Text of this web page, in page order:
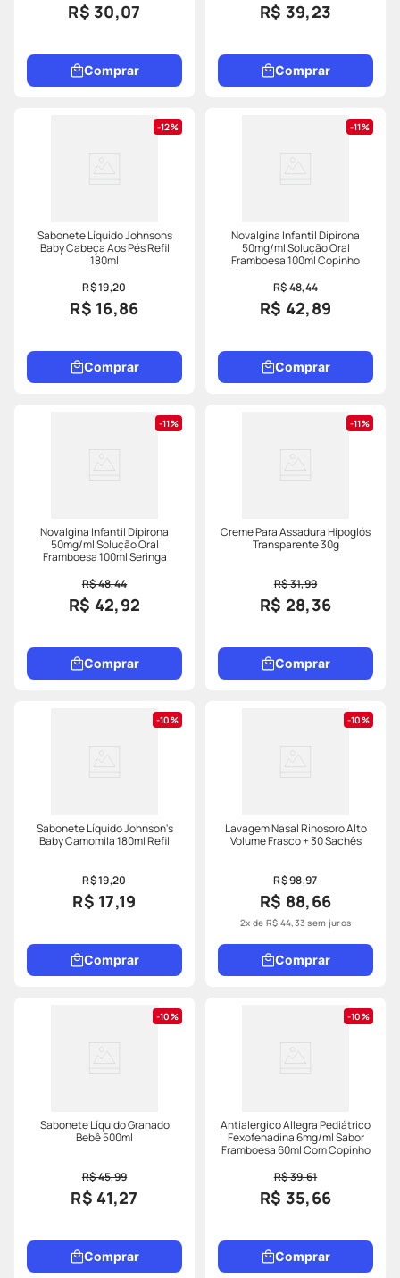
R$ 30,07
Comprar
R$ 39,23
Comprar
12%
Sabonete Líquido Johnsons
Baby Cabeça Aos Pés Refil
180ml
R$ 19,20
R$ 16,86
Comprar
11%
Novalgina Infantil Dipirona
50mg/ml Solução Oral
Framboesa 100ml Copinho
R$ 48,44
R$ 42,89
Comprar
11%
Novalgina Infantil Dipirona
50mg/ml Solução Oral
Framboesa 100ml Seringa
R$ 48,44
R$ 42,92
Comprar
11%
Creme Para Assadura Hipoglós
Transparente 30g
R$ 31,99
R$ 28,36
Comprar
10%
Sabonete Líquido Johnson's
Baby Camomila 180ml Refil
R$ 19,20
R$ 17,19
Comprar
10%
Lavagem Nasal Rinosoro Alto
Volume Frasco + 30 Sachês
R$ 98,97
R$ 88,66
2x de R$ 44,33 sem juros
Comprar
10%
Sabonete Líquido Granado
Bebê 500ml
R$ 45,99
R$ 41,27
Comprar
10%
Antialergico Allegra Pediátrico
Fexofenadina 6mg/ml Sabor
Framboesa 60ml Com Copinho
R$ 39,61
R$ 35,66
Comprar